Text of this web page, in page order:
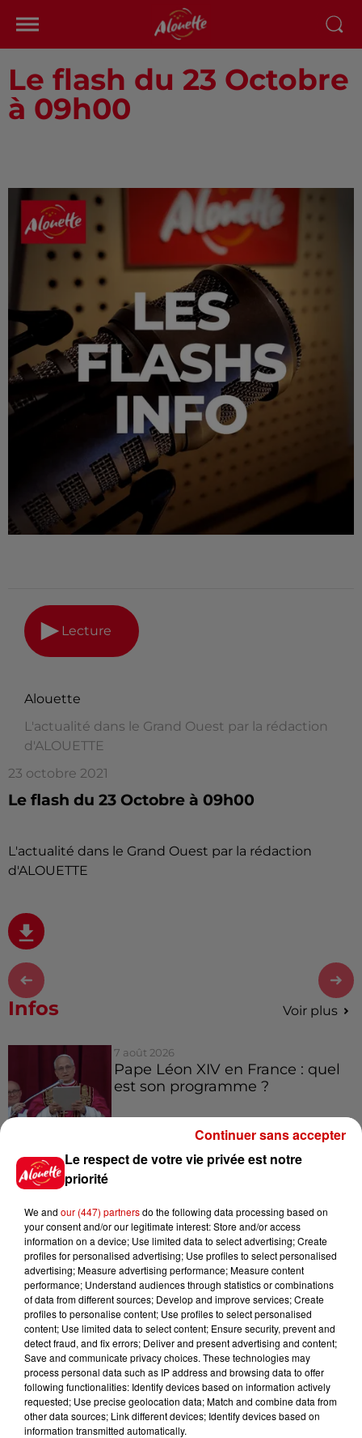
Le flash du 23 Octobre
à 09h00
Lecture
Alouette
L'actualité dans le Grand Ouest par la rédaction
d'ALOUETTE
23 octobre 2021
Le flash du 23 Octobre à 09h00
L'actualité dans le Grand Ouest par la rédaction
d'ALOUETTE
Infos Voir plus
7 août 2026
Pape Léon XIV en France : quel
est son programme ?
7 août 2026
appartement...
7 août 2026
Éclipse solaire : découvrez les
meilleurs spots d'observation
du...
7 août 2026
À LA UNE : professeur
condamné, repreneurs pour
Duralex et la...
Le respect de votre vie privée est notre
priorité
We and our (447) partnersdo the following data processing based on
your consent and/or our legitimate interest: Store and/or access
information on a device; Use limited data to select advertising; Create
profiles for personalised advertising; Use profiles to select personalised
advertising; Measure advertising performance; Measure content
performance; Understand audiences through statistics or combinations
of data from different sources; Develop and improve services; Create
profiles to personalise content; Use profiles to select personalised
content; Use limited data to select content; Ensure security, prevent and
detect fraud, and fix errors; Deliver and present advertising and content;
Save and communicate privacy choices. These technologies may
process personal data such as IP address and browsing data to offer
following functionalities: Identify devices based on information actively
requested; Use precise geolocation data; Match and combine data from
other data sources; Link different devices; Identify devices based on
information transmitted automatically.
Continuer sans accepter